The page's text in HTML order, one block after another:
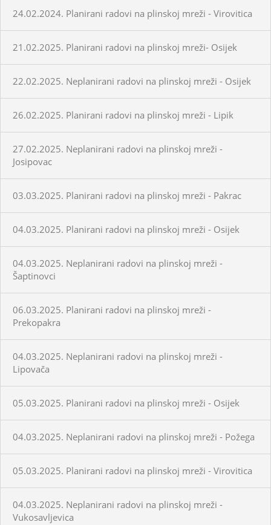
24.02.2024. Planirani radovi na plinskoj mreži - Virovitica
21.02.2025. Planirani radovi na plinskoj mreži- Osijek
22.02.2025. Neplanirani radovi na plinskoj mreži - Osijek
26.02.2025. Planirani radovi na plinskoj mreži - Lipik
27.02.2025. Neplanirani radovi na plinskoj mreži -
Josipovac
03.03.2025. Planirani radovi na plinskoj mreži - Pakrac
04.03.2025. Planirani radovi na plinskoj mreži - Osijek
04.03.2025. Neplanirani radovi na plinskoj mreži -
Šaptinovci
06.03.2025. Planirani radovi na plinskoj mreži -
Prekopakra
04.03.2025. Neplanirani radovi na plinskoj mreži -
Lipovača
05.03.2025. Planirani radovi na plinskoj mreži - Osijek
04.03.2025. Neplanirani radovi na plinskoj mreži - Požega
05.03.2025. Planirani radovi na plinskoj mreži - Virovitica
04.03.2025. Neplanirani radovi na plinskoj mreži -
Vukosavljevica